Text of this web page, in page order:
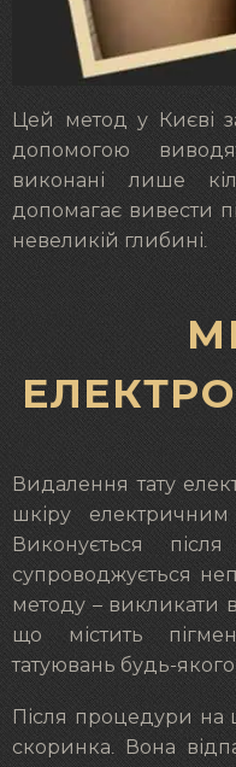
Цей метод у Києві
допомогою
виконані лише
допомагає вивести
невеликій глибині.
Видалення тату
шкіру
Виконується
супроводжується
методу – викликати
що містить
татуювань будь-
Після процедури на
скоринка. Вона